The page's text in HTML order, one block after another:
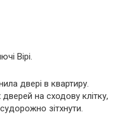
Вірі.
двері в квартиру.
на сходову клітку,
зітхнути.